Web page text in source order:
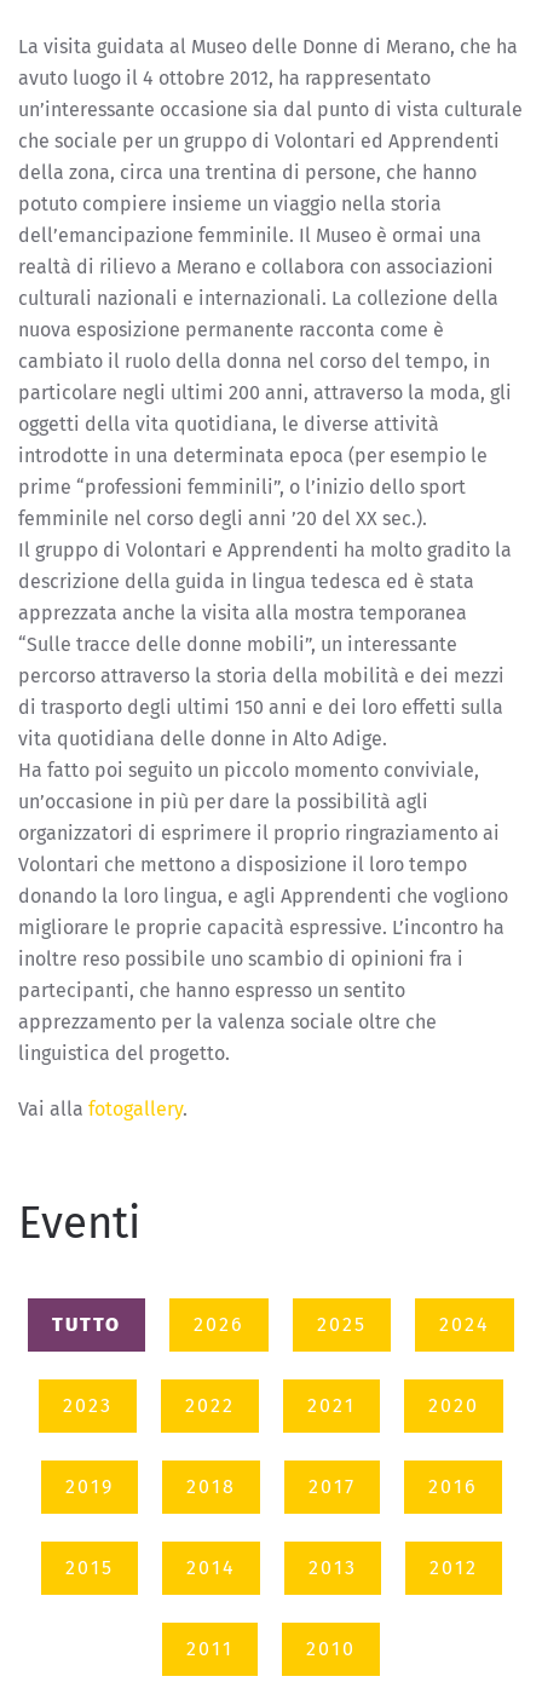
La visita guidata al Museo delle Donne di Merano, che ha
avuto luogo il 4 ottobre 2012, ha rappresentato
un’interessante occasione sia dal punto di vista culturale
che sociale per un gruppo di Volontari ed Apprendenti
della zona, circa una trentina di persone, che hanno
potuto compiere insieme un viaggio nella storia
dell’emancipazione femminile. Il Museo è ormai una
realtà di rilievo a Merano e collabora con associazioni
culturali nazionali e internazionali. La collezione della
nuova esposizione permanente racconta come è
cambiato il ruolo della donna nel corso del tempo, in
particolare negli ultimi 200 anni, attraverso la moda, gli
oggetti della vita quotidiana, le diverse attività
introdotte in una determinata epoca (per esempio le
prime “professioni femminili”, o l’inizio dello sport
femminile nel corso degli anni ’20 del XX sec.).
Il gruppo di Volontari e Apprendenti ha molto gradito la
descrizione della guida in lingua tedesca ed è stata
apprezzata anche la visita alla mostra temporanea
“Sulle tracce delle donne mobili”, un interessante
percorso attraverso la storia della mobilità e dei mezzi
di trasporto degli ultimi 150 anni e dei loro effetti sulla
vita quotidiana delle donne in Alto Adige.
Ha fatto poi seguito un piccolo momento conviviale,
un’occasione in più per dare la possibilità agli
organizzatori di esprimere il proprio ringraziamento ai
Volontari che mettono a disposizione il loro tempo
donando la loro lingua, e agli Apprendenti che vogliono
migliorare le proprie capacità espressive. L’incontro ha
inoltre reso possibile uno scambio di opinioni fra i
partecipanti, che hanno espresso un sentito
apprezzamento per la valenza sociale oltre che
linguistica del progetto.
Vai alla fotogallery.
Eventi
TUTTO 2026 2025 2024
2023 2022 2021 2020
2019 2018 2017 2016
2015 2014 2013 2012
2011 2010